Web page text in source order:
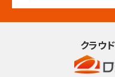
クラウ